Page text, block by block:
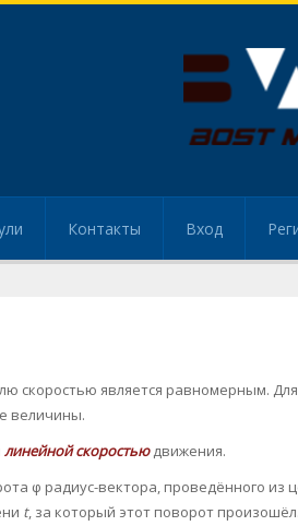
Контакты Вход
скоростью является равномерным. Для
величины.
линейной скоростьюдвижения.
φ радиус-вектора, проведённого из
t, за который этот поворот произошёл.